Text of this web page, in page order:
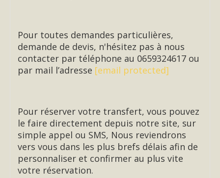
Pour toutes demandes particulières,
demande de devis, n'hésitez pas à nous
contacter par téléphone au 0659324617 ou
par mail l’adresse [email protected]
Pour réserver votre transfert, vous pouvez
le faire directement depuis notre site, sur
simple appel ou SMS, Nous reviendrons
vers vous dans les plus brefs délais afin de
personnaliser et confirmer au plus vite
votre réservation.